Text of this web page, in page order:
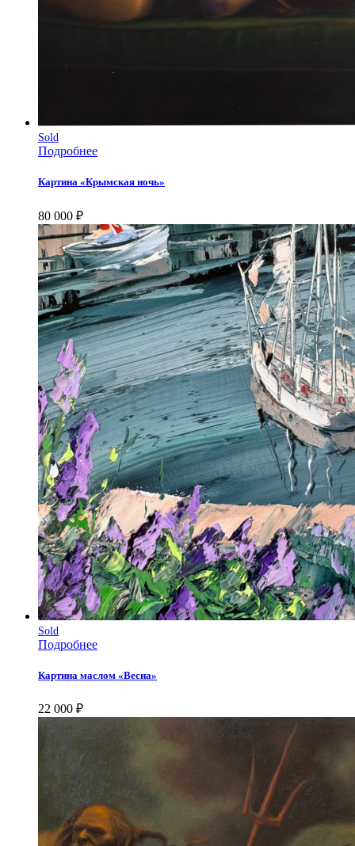
Sold
Подробнее
Картина «Крымская ночь»
80 000 ₽
Sold
Подробнее
Картина маслом «Весна»
22 000 ₽